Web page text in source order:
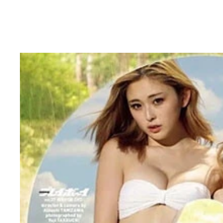
ゆうちゃみ最新デジタル写真集『ギャルはハッピ
ゆうちゃみデジタル写真集『身長175cm、令和の
ゆうちゃみデジタル写真集『ギャルと清楚の二刀
ゆうちゃみ＆ゆいちゅみデジタル写真集『ギャル